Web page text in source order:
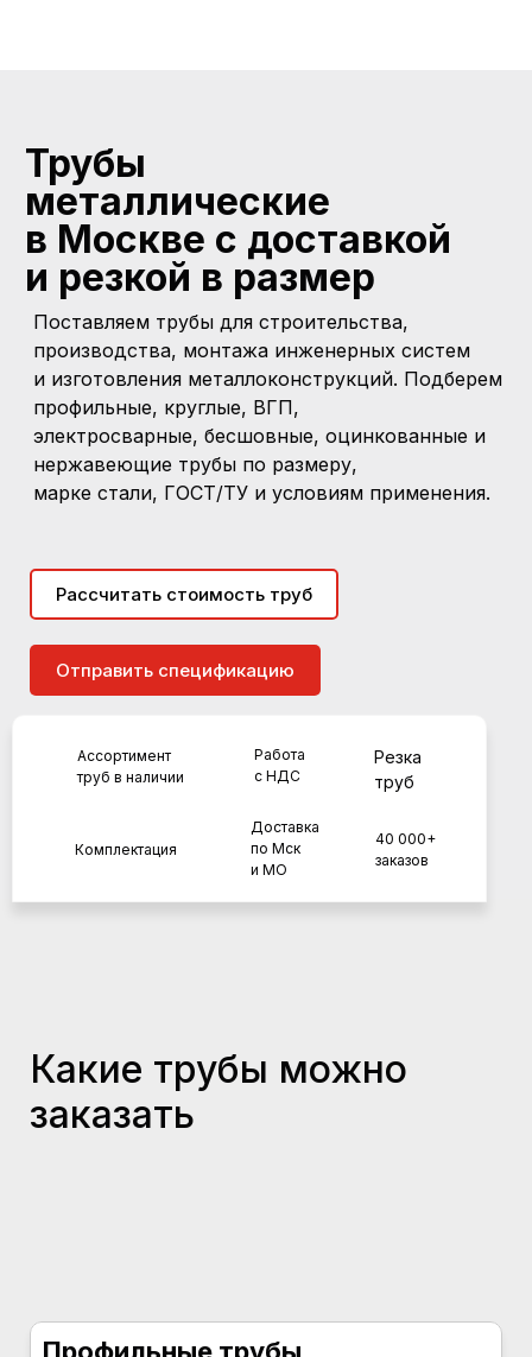
Работа
с НДС
40 000+
заказов
Доставка
по Мск
и МО
Комплектация
Резка
труб
Ассортимент
труб в наличии
Рассчитать стоимость труб
Отправить спецификацию
Поставляем трубы для строительства,
производства, монтажа инженерных систем
и изготовления металлоконструкций. Подберем
профильные, круглые, ВГП,
электросварные, бесшовные, оцинкованные и
нержавеющие трубы по размеру,
марке стали, ГОСТ/ТУ и условиям применения.
Трубы
металлические
в Москве с доставкой
и резкой в размер
Какие трубы можно
заказать